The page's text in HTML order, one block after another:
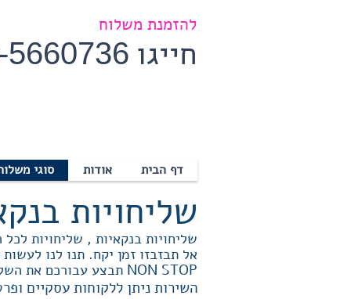
להזמנת משלוח
5660736 חייגו
סוגי אודות דף הבית
שליחויות
שליחויות בנקאיות , שליחויות לכל
אל תבזבזו זמן יקח. תנו לנו
NON STOP תבצע עבורכם את השליחות במהירות, אמינות ויעילות
השירות ניתן ללקוחות עסקיים